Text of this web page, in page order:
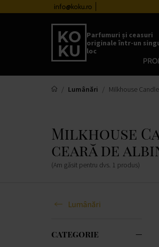
info@koku.ro
Parfumuri și ceasuri
originale într-un
loc
Lumânări Milkhouse
Milkhouse
ceară de
(Am găsit pentru dvs. 1 produs)
Lumânări
CATEGORIE